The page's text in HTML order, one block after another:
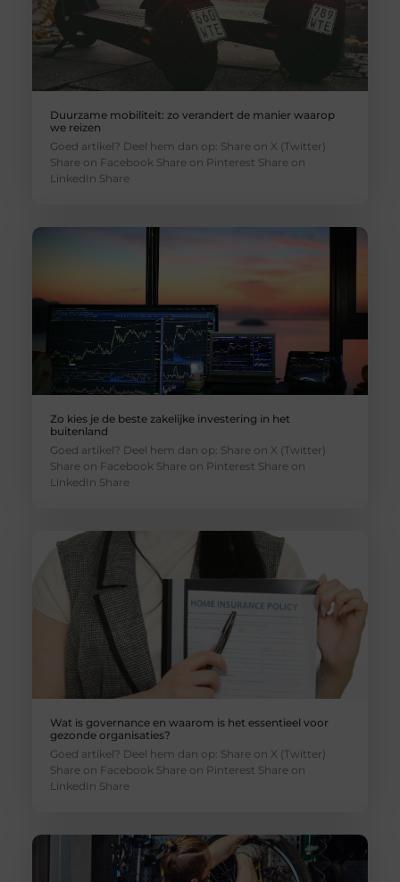
Duurzame mobiliteit: zo verandert de manier waarop
we reizen
Goed artikel? Deel hem dan op: Share on X (Twitter)
Share on Facebook Share on Pinterest Share on
LinkedIn Share
Zo kies je de beste zakelijke investering in het
buitenland
Goed artikel? Deel hem dan op: Share on X (Twitter)
Share on Facebook Share on Pinterest Share on
LinkedIn Share
Wat is governance en waarom is het essentieel voor
gezonde organisaties?
Goed artikel? Deel hem dan op: Share on X (Twitter)
Share on Facebook Share on Pinterest Share on
LinkedIn Share